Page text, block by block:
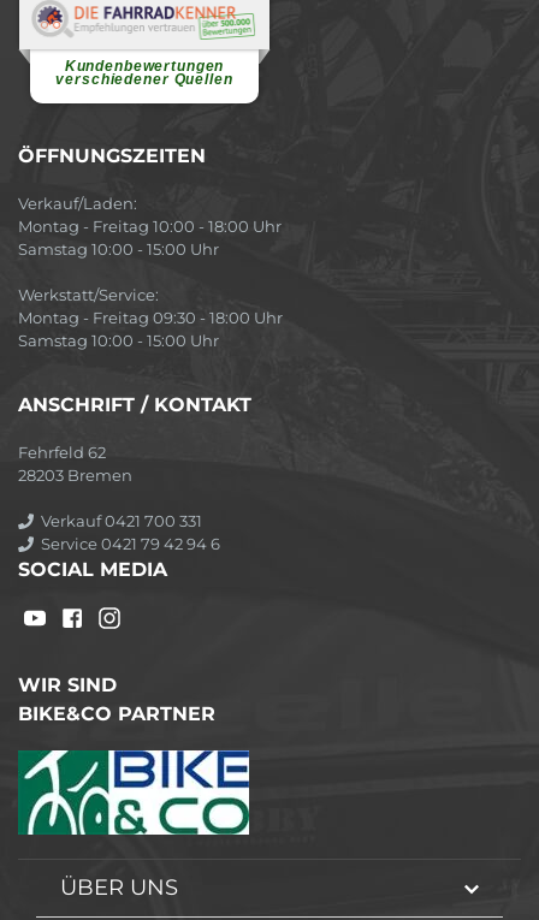
Kundenbewertungen
verschiedener Quellen
Renate H.
Vielen Dank für ein herzliches
ÖFFNUNGSZEITEN
Verkauf/Laden:
Montag - Freitag 10:00 - 18:00 Uhr
Samstag 10:00 - 15:00 Uhr
Werkstatt/Service:
Montag - Freitag 09:30 - 18:00 Uhr
Samstag 10:00 - 15:00 Uhr
ANSCHRIFT / KONTAKT
Fehrfeld 62
28203 Bremen
Verkauf 0421 700 331
Service 0421 79 42 94 6
SOCIAL MEDIA
WIR SIND
BIKE&CO PARTNER
ÜBER UNS